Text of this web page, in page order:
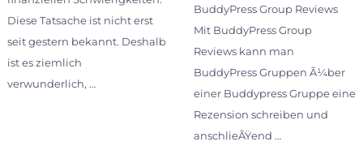
Diese Tatsache ist nicht erst
seit gestern bekannt. Deshalb
ist es ziemlich
verwunderlich, …
BuddyPress Group Reviews
Mit BuddyPress Group
Reviews kann man
BuddyPress Gruppen Ã¼ber
einer Buddypress Gruppe eine
Rezension schreiben und
anschlieÃŸend …